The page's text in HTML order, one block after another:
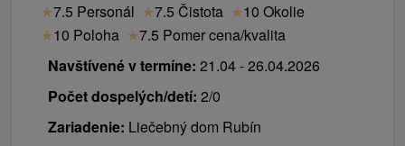
★7.5 Personál ★7.5 Čistota ★10 Okolie
★10 Poloha ★7.5 Pomer cena/kvalita
Navštívené v termíne: 21.04 - 26.04.2026
Počet dospelých/detí: 2/0
Zariadenie: Liečebný dom Rubín